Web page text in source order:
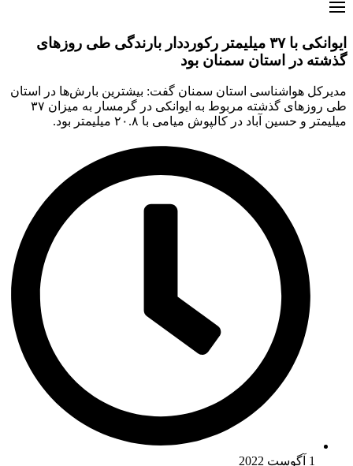
ایوانکی با ۳۷ میلیمتر رکورددار بارندگی طی روزهای
گذشته در استان سمنان بود
مدیرکل هواشناسی استان سمنان گفت: بیشترین بارش‌ها در استان
طی روزهای گذشته مربوط به ایوانکی در گرمسار به میزان ۳۷
میلیمتر و حسین آباد در کالپوش میامی با ۲۰.۸ میلیمتر بود.
1 آگوست 2022